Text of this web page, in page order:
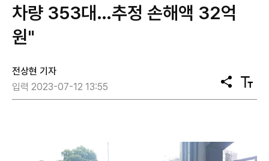
차량 353대…추정 손해액 32억
원"
전상현 기자
입력 2023-07-12 13:55
공
유
텍
스